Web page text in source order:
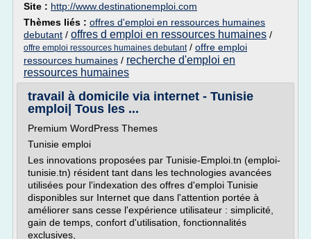
Site : http://www.destinationemploi.com
Thèmes liés : offres d'emploi en ressources humaines
debutant / offres d emploi en ressources humaines /
offre emploi ressources humaines debutant/ offre emploi
ressources humaines / recherche d'emploi en
ressources humaines
travail à domicile via internet - Tunisie
emploi| Tous les ...
Premium WordPress Themes
Tunisie emploi
Les innovations proposées par Tunisie-Emploi.tn (emploi-
tunisie.tn) résident tant dans les technologies avancées
utilisées pour l'indexation des offres d'emploi Tunisie
disponibles sur Internet que dans l'attention portée à
améliorer sans cesse l'expérience utilisateur : simplicité,
gain de temps, confort d'utilisation, fonctionnalités
exclusives,